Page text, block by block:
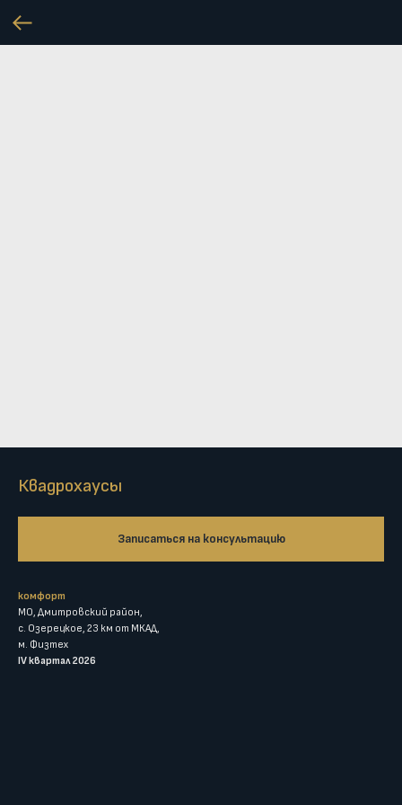
Квадрохаусы
Записаться на консультацию
комфорт
МО, Дмитровский район,
с. Озерецкое, 23 км от МКАД,
м. Физтех
IV квартал 2026